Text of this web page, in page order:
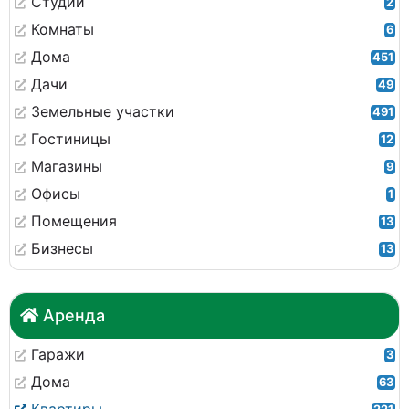
Комнаты 6
Дома 451
Дачи 49
Земельные участки 491
Гостиницы 12
Магазины 9
Офисы 1
Помещения 13
Бизнесы 13
Аренда
Гаражи 3
Дома 63